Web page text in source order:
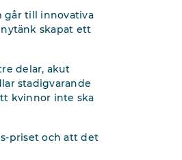
går till innovativa
skapat ett
delar, akut
stadigvarande
kvinnor inte ska
priset och att det